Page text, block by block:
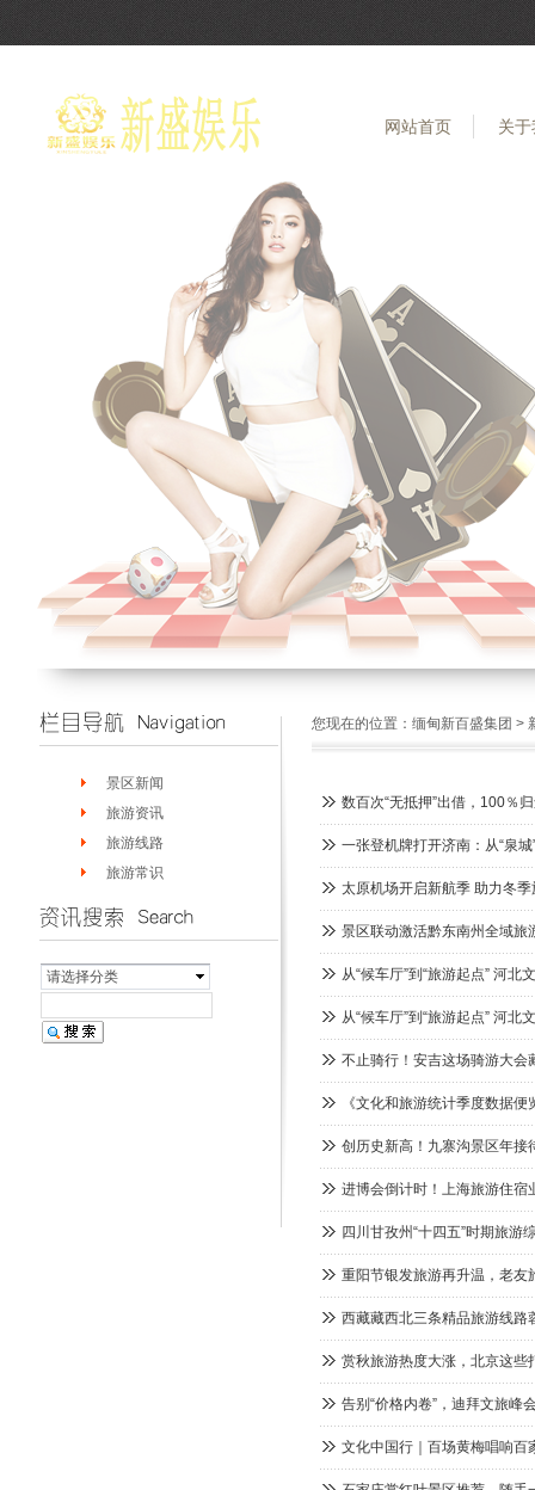
网站首页 关
景区新闻
旅游资讯
旅游线路
旅游常识
请选择分类
您现在的位置： 缅甸新百盛集团 >
数百次“无抵押”出借，100％
一张登机牌打开济南：从“泉
太原机场开启新航季 助力冬
景区联动激活黔东南州全域旅
从“候车厅”到“旅游起点” 河北
从“候车厅”到“旅游起点” 河北
不止骑行！安吉这场骑游大会
《文化和旅游统计季度数据
创历史新高！九寨沟景区年接
进博会倒计时！上海旅游住宿
四川甘孜州“十四五”时期旅游
重阳节银发旅游再升温，老友
西藏藏西北三条精品旅游线路
赏秋旅游热度大涨，北京这些
告别“价格内卷”，迪拜文旅峰
文化中国行｜百场黄梅唱响百